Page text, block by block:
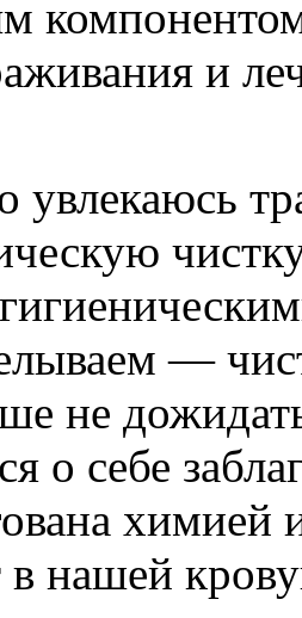
и
увлекаюсь
—
не
о себе
химией
в нашей